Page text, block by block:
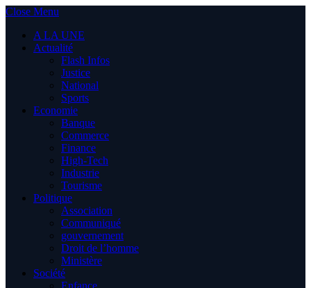
Close Menu
A LA UNE
Actualité
Flash Infos
Justice
National
Sports
Economie
Banque
Commerce
Finance
High-Tech
Industrie
Tourisme
Politique
Association
Communiqué
gouvernement
Droit de l’homme
Ministère
Société
Enfance